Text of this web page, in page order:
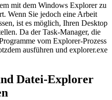
mit dem Windows Explorer zu
Wenn Sie jedoch eine Arbeit
ist es möglich, Ihren Desktop
Da der Task-Manager, die
vom Explorer-Prozess
ausführen und explorer.exe
Datei-Explorer